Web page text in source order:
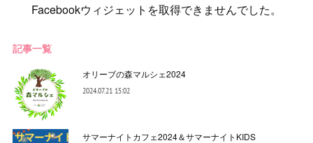
Facebookウィジェットを取得できませんでした。
記事一覧
オリーブの森マルシェ2024
2024.07.21 15:02
サマーナイトカフェ2024＆サマーナイトKIDS